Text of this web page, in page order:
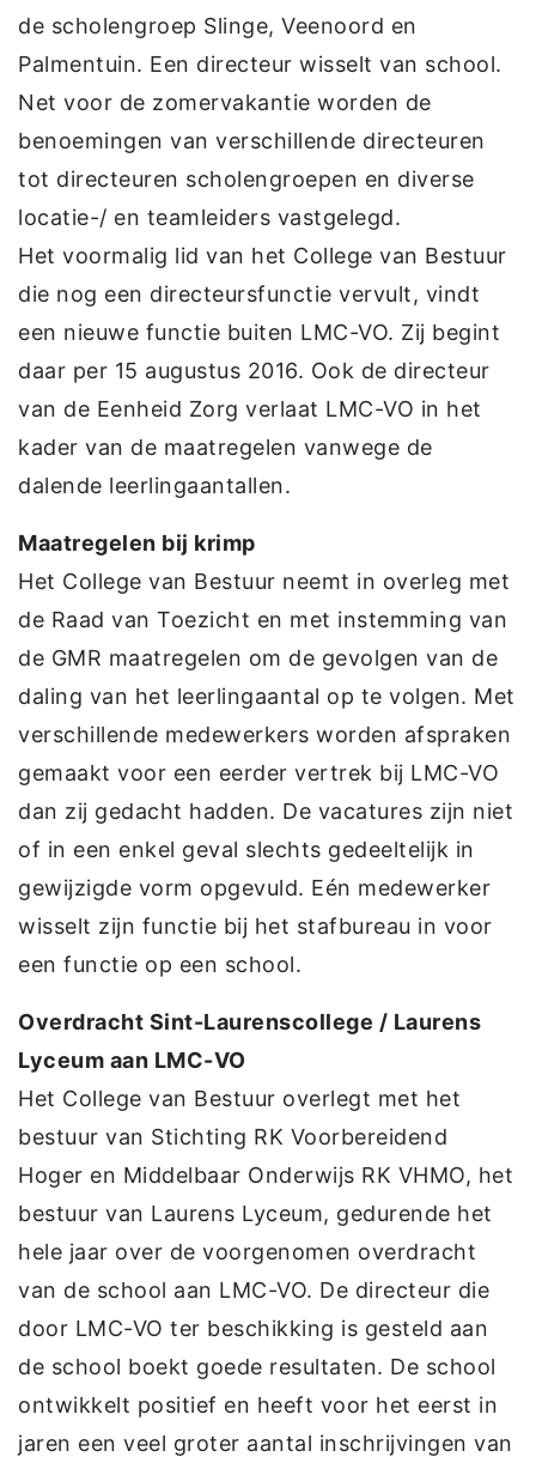
de scholengroep Slinge, Veenoord en
Palmentuin. Een directeur wisselt van school.
Net voor de zomervakantie worden de
benoemingen van verschillende directeuren
tot directeuren scholengroepen en diverse
locatie-/ en teamleiders vastgelegd.
Het voormalig lid van het College van Bestuur
die nog een directeursfunctie vervult, vindt
een nieuwe functie buiten LMC-VO. Zij begint
daar per 15 augustus 2016. Ook de directeur
van de Eenheid Zorg verlaat LMC-VO in het
kader van de maatregelen vanwege de
dalende leerlingaantallen.
Maatregelen bij krimp
Het College van Bestuur neemt in overleg met
de Raad van Toezicht en met instemming van
de GMR maatregelen om de gevolgen van de
daling van het leerlingaantal op te volgen. Met
verschillende medewerkers worden afspraken
gemaakt voor een eerder vertrek bij LMC-VO
dan zij gedacht hadden. De vacatures zijn niet
of in een enkel geval slechts gedeeltelijk in
gewijzigde vorm opgevuld. Eén medewerker
wisselt zijn functie bij het stafbureau in voor
een functie op een school.
Overdracht Sint-Laurenscollege / Laurens
Lyceum aan LMC-VO
Het College van Bestuur overlegt met het
bestuur van Stichting RK Voorbereidend
Hoger en Middelbaar Onderwijs RK VHMO, het
bestuur van Laurens Lyceum, gedurende het
hele jaar over de voorgenomen overdracht
van de school aan LMC-VO. De directeur die
door LMC-VO ter beschikking is gesteld aan
de school boekt goede resultaten. De school
ontwikkelt positief en heeft voor het eerst in
jaren een veel groter aantal inschrijvingen van